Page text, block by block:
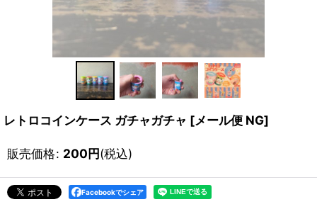
レトロコインケース ガチャガチャ [メール便 NG]
販売価格: 200円(税込)
Facebookでシェア